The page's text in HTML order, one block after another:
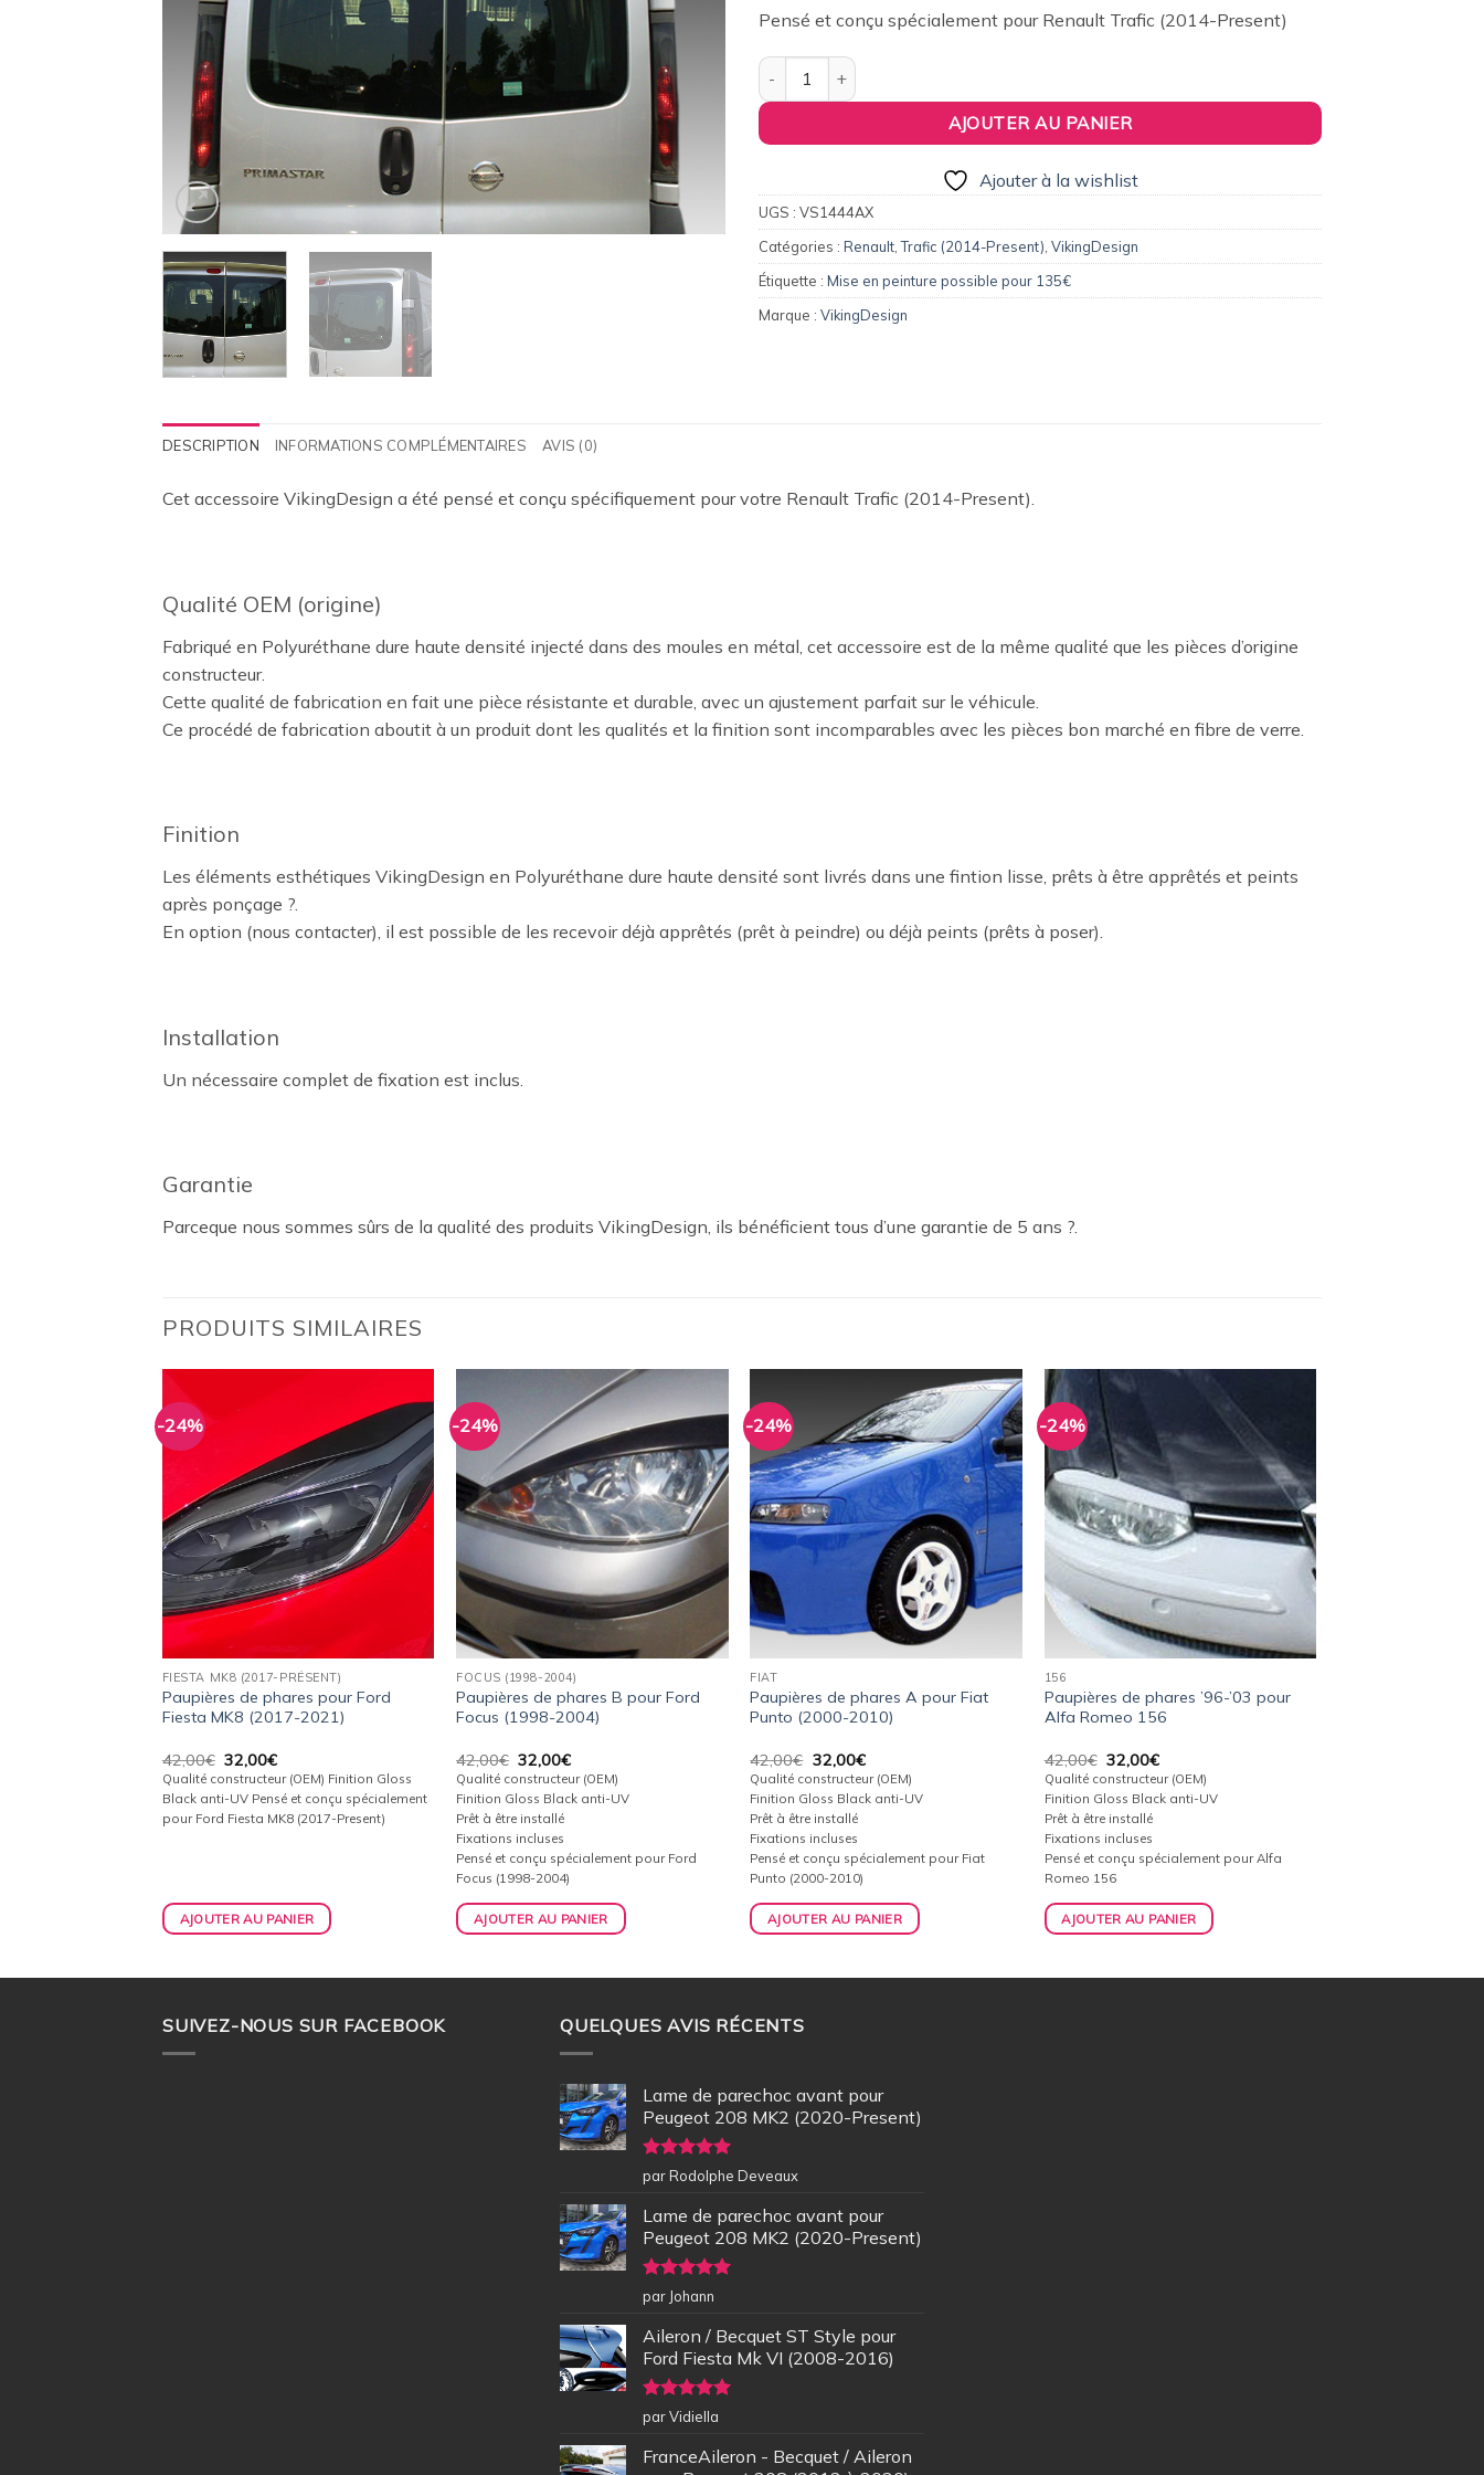
Pensé et conçu spécialement pour Renault Trafic (2014-Present)
quantité de Aileron / Becquet double-porte pour Renault Trafic (2014-Present)
AJOUTER AU PANIER
Ajouter à la wishlist
UGS : VS1444AX
Catégories : Renault,Trafic (2014-Present), VikingDesign
Étiquette : Mise en peinture possible pour 135€
Marque : VikingDesign
DESCRIPTION INFORMATIONS COMPLÉMENTAIRES AVIS (0)
Cet accessoire VikingDesign a été pensé et conçu spécifiquement pour votre Renault Trafic (2014-Present).
Qualité OEM (origine)
Fabriqué en Polyuréthane dure haute densité injecté dans des moules en métal, cet accessoire est de la même qualité que les pièces d’origine
constructeur.
Cette qualité de fabrication en fait une pièce résistante et durable, avec un ajustement parfait sur le véhicule.
Ce procédé de fabrication aboutit à un produit dont les qualités et la finition sont incomparables avec les pièces bon marché en fibre de verre.
Finition
Les éléments esthétiques VikingDesign en Polyuréthane dure haute densité sont livrés dans une fintion lisse, prêts à être apprêtés et peints
après ponçage ?.
En option (nous contacter), il est possible de les recevoir déjà apprêtés (prêt à peindre) ou déjà peints (prêts à poser).
Installation
Un nécessaire complet de fixation est inclus.
Garantie
Parceque nous sommes sûrs de la qualité des produits VikingDesign, ils bénéficient tous d’une garantie de 5 ans ?.
PRODUITS SIMILAIRES
-24%
Ajouter
à la
wishlist
FIESTA MK8 (2017-PRÉSENT)
Paupières de phares pour Ford
Fiesta MK8 (2017-2021)
42,00€ Le
prix
initial
était :
42,00€.
32,00€Le
prix
actuel
est :
32,00€.
Qualité constructeur (OEM) Finition Gloss
Black anti-UV Pensé et conçu spécialement
pour Ford Fiesta MK8 (2017-Present)
AJOUTER AU PANIER
-24%
à la
wishlist
FOCUS (1998-2004)
Paupières de phares B pour Ford
Focus (1998-2004)
42,00€ Le
prix
initial
était :
42,00€.
32,00€Le
prix
actuel
est :
Qualité constructeur (OEM)
Finition Gloss Black anti-UV
Prêt à être installé
Fixations incluses
Pensé et conçu spécialement pour Ford
Focus (1998-2004)
AJOUTER AU PANIER
-24%
Ajouter
à la
wishlist
FIAT
Paupières de phares A pour Fiat
Punto (2000-2010)
42,00€ Le
prix
initial
était :
42,00€.
32,00€Le
prix
actuel
est :
Qualité constructeur (OEM)
Finition Gloss Black anti-UV
Prêt à être installé
Fixations incluses
Pensé et conçu spécialement pour Fiat
Punto (2000-2010)
AJOUTER AU PANIER
-24%
Ajouter
à la
wishlist
156
Paupières de phares ’96-’03 pour
Alfa Romeo 156
42,00€ Le
prix
initial
était :
42,00€.
32,00€Le
prix
actuel
est :
Qualité constructeur (OEM)
Finition Gloss Black anti-UV
Prêt à être installé
Fixations incluses
Pensé et conçu spécialement pour Alfa
Romeo 156
AJOUTER AU PANIER
SUIVEZ-NOUS SUR FACEBOOK QUELQUES AVIS RÉCENTS
Lame de parechoc avant pour
Peugeot 208 MK2 (2020-Present)
Note5sur
5
par Rodolphe Deveaux
Lame de parechoc avant pour
Peugeot 208 MK2 (2020-Present)
Note5sur
5
par Johann
Aileron / Becquet ST Style pour
Ford Fiesta Mk VI (2008-2016)
Note5sur
5
par Vidiella
FranceAileron - Becquet / Aileron